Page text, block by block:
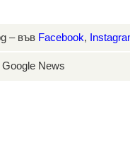
– във Facebook,
News